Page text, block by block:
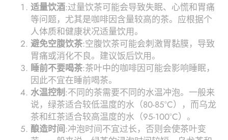
适量饮酒:过量饮茶可能会导致失眠、心慌和胃痛
等问题，尤其是咖啡因含量较高的茶。应根据个
人体质和健康状况适量饮用。
避免空腹饮茶:空腹饮茶可能会刺激胃黏膜，导致
胃痛或消化不良。建议饭后饮用。
睡前不要喝茶:茶叶中的咖啡因可能会影响睡眠，
因此不宜在睡前喝茶。
水温控制:不同的茶需要不同的水温冲泡。一般来
说，绿茶适合较低温度的水（80-85°C），而乌龙
茶和红茶适合较高温度的水（95-100°C）。
酿造时间:冲泡时间不宜过长，否则会使茶叶变